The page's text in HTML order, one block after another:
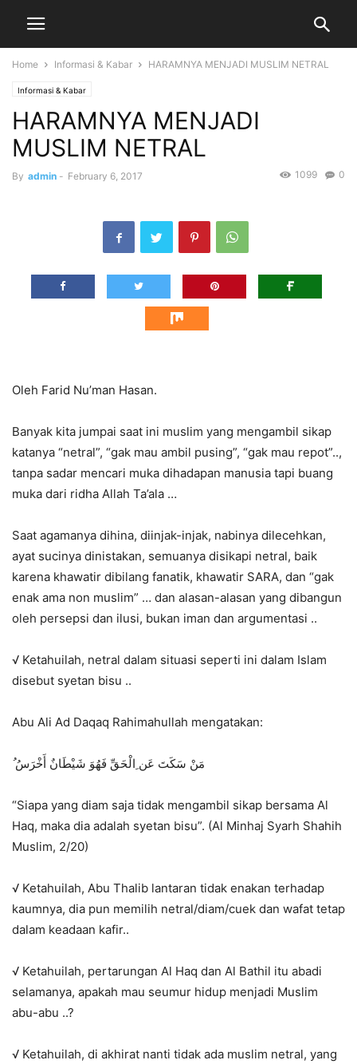
Home Informasi & Kabar HARAMNYA MENJADI MUSLIM NETRAL
Informasi & Kabar
HARAMNYA MENJADI
MUSLIM NETRAL
By admin - February 6, 2017 0
1099
Oleh Farid Nu’man Hasan.
Banyak kita jumpai saat ini muslim yang mengambil sikap
katanya “netral”, “gak mau ambil pusing”, “gak mau repot”..,
tanpa sadar mencari muka dihadapan manusia tapi buang
muka dari ridha Allah Ta’ala …
Saat agamanya dihina, diinjak-injak, nabinya dilecehkan,
ayat sucinya dinistakan, semuanya disikapi netral, baik
karena khawatir dibilang fanatik, khawatir SARA, dan “gak
enak ama non muslim” … dan alasan-alasan yang dibangun
oleh persepsi dan ilusi, bukan iman dan argumentasi ..
√ Ketahuilah, netral dalam situasi seperti ini dalam Islam
disebut syetan bisu ..
Abu Ali Ad Daqaq Rahimahullah mengatakan:
ُ مَنْ سَكَتَ عَن ِالْحَقِّ فَهُوَ شَيْطَانٌ أَخْرَسُ
“Siapa yang diam saja tidak mengambil sikap bersama Al
Haq, maka dia adalah syetan bisu”. (Al Minhaj Syarh Shahih
Muslim, 2/20)
√ Ketahuilah, Abu Thalib lantaran tidak enakan terhadap
kaumnya, dia pun memilih netral/diam/cuek dan wafat tetap
dalam keadaan kafir..
√ Ketahuilah, pertarungan Al Haq dan Al Bathil itu abadi
selamanya, apakah mau seumur hidup menjadi Muslim
abu-abu ..?
√ Ketahuilah, di akhirat nanti tidak ada muslim netral, yang